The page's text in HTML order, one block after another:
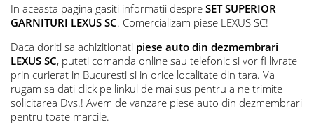
In aceasta pagina gasiti informatii despre SET SUPERIOR
GARNITURI LEXUS SC. Comercializam piese LEXUS SC!
Daca doriti sa achizitionati piese auto din dezmembrari
LEXUS SC, puteti comanda online sau telefonic si vor fi livrate
prin curierat in Bucuresti si in orice localitate din tara. Va
rugam sa dati click pe linkul de mai sus pentru a ne trimite
solicitarea Dvs.! Avem de vanzare piese auto din dezmembrari
pentru toate marcile.